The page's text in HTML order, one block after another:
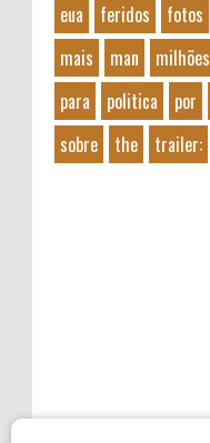
eua
feridos fotos
mais
man milhões
para
politica por
sobre
the trailer: